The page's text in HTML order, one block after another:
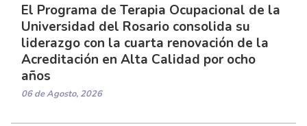
El Programa de Terapia Ocupacional de la
Universidad del Rosario consolida su
liderazgo con la cuarta renovación de la
Acreditación en Alta Calidad por ocho
años
06 de Agosto, 2026